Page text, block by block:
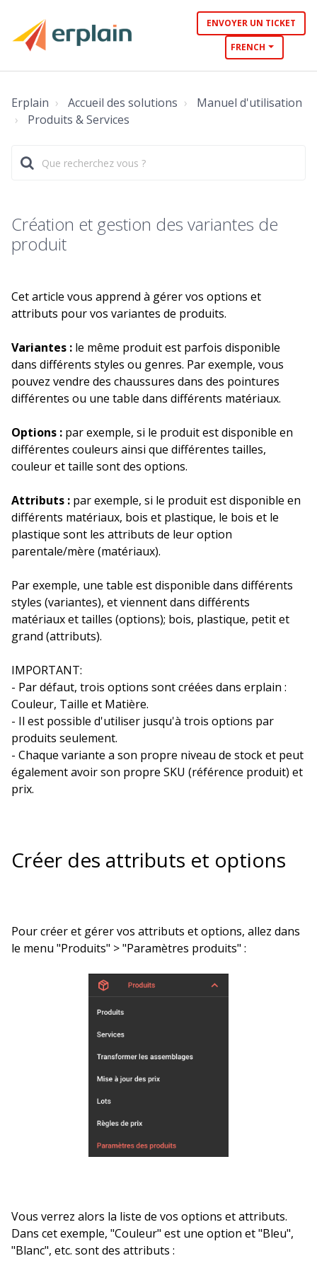
ENVOYER UN TICKET
FRENCH
Erplain Accueil des solutions
Manuel d'utilisation
Produits & Services
Création et gestion des variantes de
produit
Cet article vous apprend à gérer vos options et
attributs pour vos variantes de produits.
Variantes : le même produit est parfois disponible
dans différents styles ou genres. Par exemple, vous
pouvez vendre des chaussures dans des pointures
différentes ou une table dans différents matériaux.
Options : par exemple, si le produit est disponible en
différentes couleurs ainsi que différentes tailles,
couleur et taille sont des options.
Attributs : par exemple, si le produit est disponible en
différents matériaux, bois et plastique, le bois et le
plastique sont les attributs de leur option
parentale/mère (matériaux).
Par exemple, une table est disponible dans différents
styles (variantes), et viennent dans différents
matériaux et tailles (options); bois, plastique, petit et
grand (attributs).
IMPORTANT:
- Par défaut, trois options sont créées dans erplain :
Couleur, Taille et Matière.
- Il est possible d'utiliser jusqu'à trois options par
produits seulement.
- Chaque variante a son propre niveau de stock et peut
également avoir son propre SKU (référence produit) et
prix.
Créer des attributs et options
Pour créer et gérer vos attributs et options, allez dans
le menu "Produits" > "Paramètres produits" :
Vous verrez alors la liste de vos options et attributs.
Dans cet exemple, "Couleur" est une option et "Bleu",
"Blanc", etc. sont des attributs :